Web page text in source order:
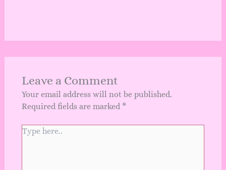
Leave a Comment
Your email address will not be published.
Required fields are marked *
Type